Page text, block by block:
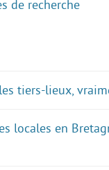
de recherche
tiers-lieux,
locales en